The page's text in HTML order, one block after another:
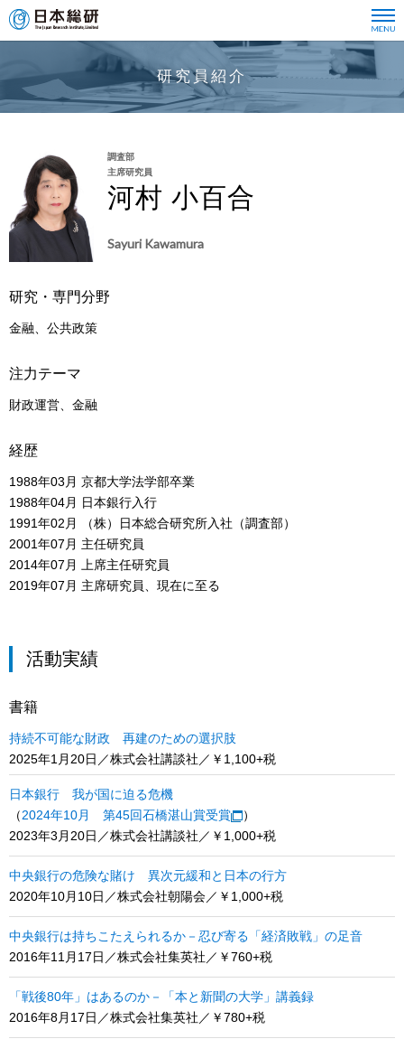
研究員紹介
調査部
主席研究員
河村 小百合
Sayuri Kawamura
研究・専門分野
金融、公共政策
注力テーマ
財政運営、金融
経歴
1988年03月 京都大学法学部卒業
1988年04月 日本銀行入行
1991年02月 （株）日本総合研究所入社（調査部）
2001年07月 主任研究員
2014年07月 上席主任研究員
2019年07月 主席研究員、現在に至る
活動実績
書籍
持続不可能な財政 再建のための選択肢
2025年1月20日／株式会社講談社／￥1,100+税
日本銀行 我が国に迫る危機
（2024年10月 第45回石橋湛山賞受賞
）
2023年3月20日／株式会社講談社／￥1,000+税
中央銀行の危険な賭け 異次元緩和と日本の行方
2020年10月10日／株式会社朝陽会／￥1,000+税
中央銀行は持ちこたえられるか－忍び寄る「経済敗戦」の足音
2016年11月17日／株式会社集英社／￥760+税
「戦後80年」はあるのか－「本と新聞の大学」講義録
2016年8月17日／株式会社集英社／￥780+税